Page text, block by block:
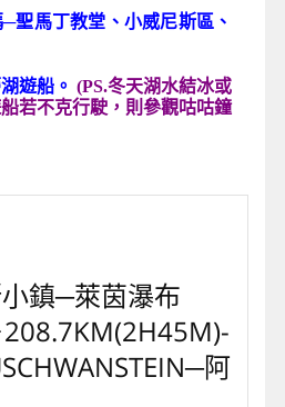
─聖馬丁教堂、小威尼斯區、
湖遊船。(PS.冬天湖水結冰或
若不克行駛，則參觀咕咕鐘
鎮─萊茵瀑布
208.7KM(2H45M)-
阿